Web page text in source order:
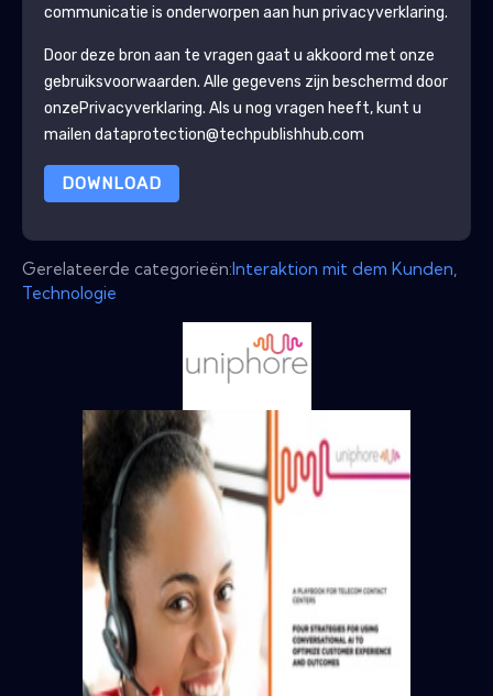
communicatie is onderworpen aan hun privacyverklaring.
Door deze bron aan te vragen gaat u akkoord met onze
gebruiksvoorwaarden. Alle gegevens zijn beschermd door
onzePrivacyverklaring. Als u nog vragen heeft, kunt u
mailen dataprotection@techpublishhub.com
DOWNLOAD
Gerelateerde categorieën:Interaktion mit dem Kunden
Technologie